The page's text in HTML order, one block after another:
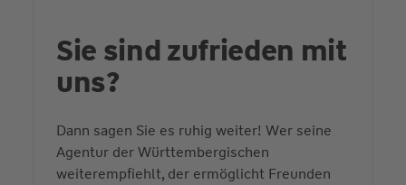
Sie sind zufrieden mit
uns?
Dann sagen Sie es ruhig weiter! Wer seine
Agentur der Württembergischen
weiterempfiehlt, der ermöglicht Freunden